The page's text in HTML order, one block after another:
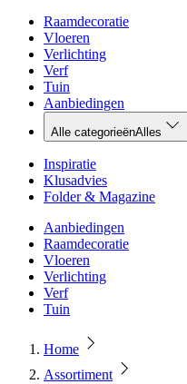
Raamdecoratie
Vloeren
Verlichting
Verf
Tuin
Aanbiedingen
Alle categorieënAlles
Inspiratie
Klusadvies
Folder & Magazine
Aanbiedingen
Raamdecoratie
Vloeren
Verlichting
Verf
Tuin
Home
Assortiment